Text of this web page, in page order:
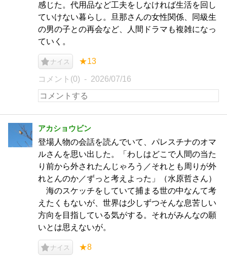
感じた。代用品など工夫をしなければ生活を回し
ていけない暮らし。旦那さんの女性関係、同級生
の男の子との再会など、人間ドラマも複雑になっ
ていく。
ナイス ★13
コメント(0) 2026/07/16
アカショウビン
登場人物の会話を読んでいて、パレスチナのオマ
ルさんを思い出した。「わしはどこで人間の当た
り前から外されたんじゃろう／それとも周りが外
れとんのか／ずっと考えよった」（水原哲さん）
海のスケッチをしていて捕まる世の中なんて考
えたくもないが、世界は少しずつそんな息苦しい
方向を目指している気がする。それがみんなの願
いとは思えないが。
ナイス ★8